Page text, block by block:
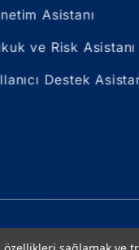
Asistanı
ve Risk Asistanı
Destek
saklıdır.